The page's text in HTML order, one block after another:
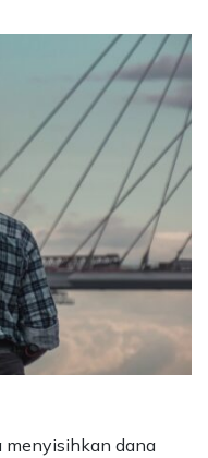
menyisihkan dana